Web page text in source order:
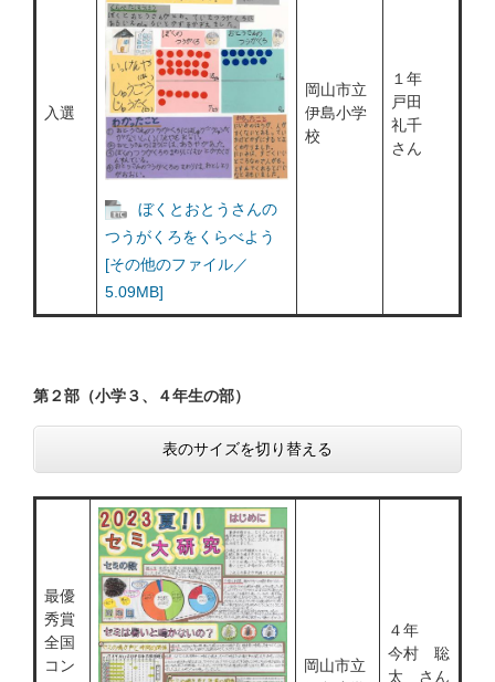
入選
ぼくとおとうさんの
つうがくろをくらべよう
[その他のファイル／
5.09MB]
岡山市立
伊島小学
校
１年
戸田
礼千
さん
​第２部（小学３、４年生の部）
表のサイズを切り替える
最優
秀賞
全国
コン
岡山市立
４年
今村 聡
太 さん